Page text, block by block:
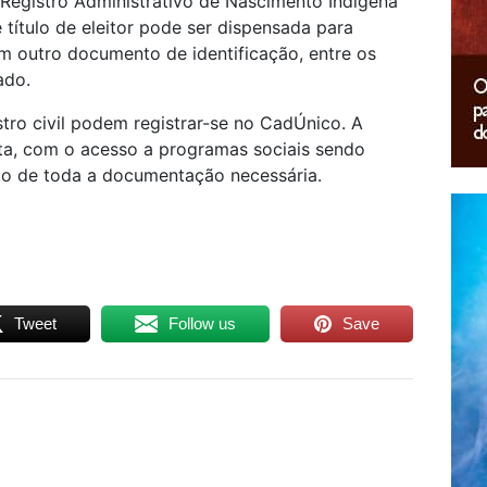
título de eleitor pode ser dispensada para
outro documento de identificação, entre os
civil podem registrar-se no CadÚnico. A
com o acesso a programas sociais sendo
de toda a documentação necessária.
Tweet Follow us Save